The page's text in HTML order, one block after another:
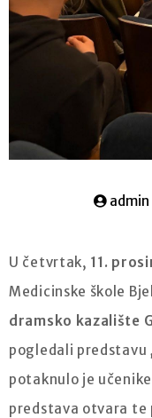
admin
U četvrtak, 11.
Medicinske škole
dramsko kazalište
pogledali predstavu
potaknulo je
predstava otvara